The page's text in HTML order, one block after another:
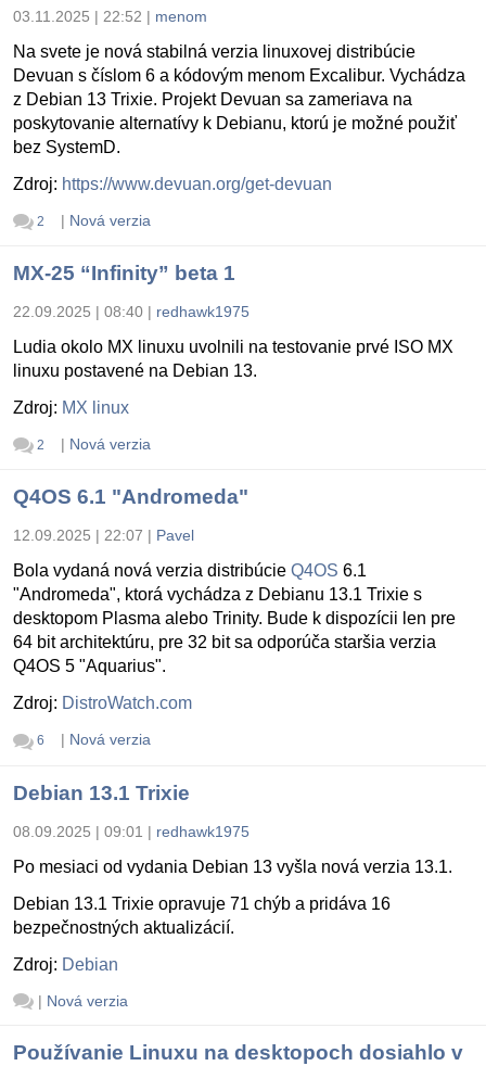
03.11.2025 | 22:52 | menom
Na svete je nová stabilná verzia linuxovej distribúcie
Devuan s číslom 6 a kódovým menom Excalibur. Vychádza
z Debian 13 Trixie. Projekt Devuan sa zameriava na
poskytovanie alternatívy k Debianu, ktorú je možné použiť
bez SystemD.
Zdroj: https://www.devuan.org/get-devuan
2 | Nová verzia
MX-25 “Infinity” beta 1
22.09.2025 | 08:40 | redhawk1975
Ludia okolo MX linuxu uvolnili na testovanie prvé ISO MX
linuxu postavené na Debian 13.
Zdroj: MX linux
2 | Nová verzia
Q4OS 6.1 "Andromeda"
12.09.2025 | 22:07 | Pavel
Bola vydaná nová verzia distribúcie Q4OS 6.1
"Andromeda", ktorá vychádza z Debianu 13.1 Trixie s
desktopom Plasma alebo Trinity. Bude k dispozícii len pre
64 bit architektúru, pre 32 bit sa odporúča staršia verzia
Q4OS 5 "Aquarius".
Zdroj: DistroWatch.com
6 | Nová verzia
Debian 13.1 Trixie
08.09.2025 | 09:01 | redhawk1975
Po mesiaci od vydania Debian 13 vyšla nová verzia 13.1.
Debian 13.1 Trixie opravuje 71 chýb a pridáva 16
bezpečnostných aktualizácií.
Zdroj: Debian
| Nová verzia
Používanie Linuxu na desktopoch dosiahlo v